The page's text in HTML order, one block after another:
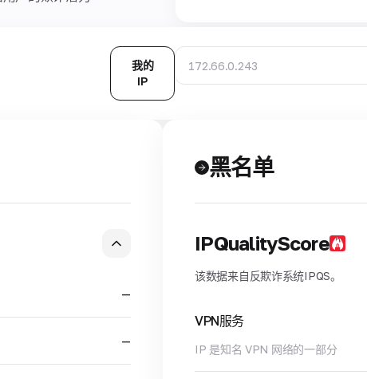
我的
IP
—
—
黑名单
IPQualityScore
该数据来自反欺诈系统IPQS。
VPN服务
IP 是知名 VPN 网络的一部分